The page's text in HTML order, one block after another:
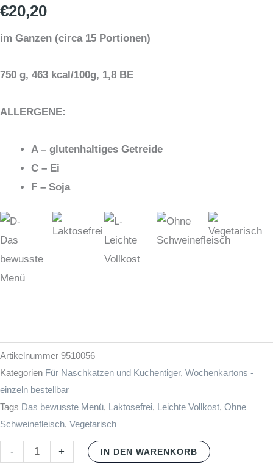
€20,20
im Ganzen (circa 15 Portionen)
750 g, 463 kcal/100g, 1,8 BE
ALLERGENE:
A – glutenhaltiges Getreide
C – Ei
F – Soja
Artikelnummer 9510056
Kategorien Für Naschkatzen und Kuchentiger, Wochenkartons -
einzeln bestellbar
Tags Das bewusste Menü, Laktosefrei, Leichte Vollkost, Ohne
Schweinefleisch, Vegetarisch
- + IN DEN WARENKORB